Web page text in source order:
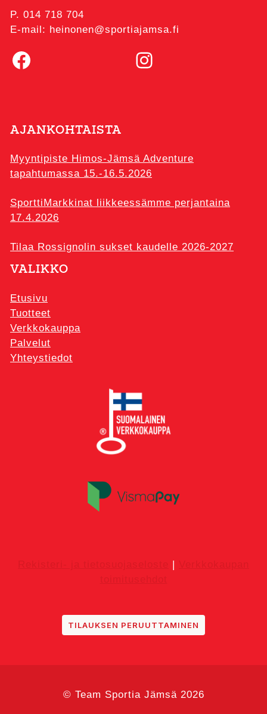
P. 014 718 704
E-mail: heinonen@sportiajamsa.fi
Facebook Instagram
AJANKOHTAISTA
Myyntipiste Himos-Jämsä Adventure
tapahtumassa 15.-16.5.2026
SporttiMarkkinat liikkeessämme perjantaina
17.4.2026
Tilaa Rossignolin sukset kaudelle 2026-2027
VALIKKO
Etusivu
Tuotteet
Verkkokauppa
Palvelut
Yhteystiedot
|
TILAUKSEN PERUUTTAMINEN
© Team Sportia Jämsä 2026